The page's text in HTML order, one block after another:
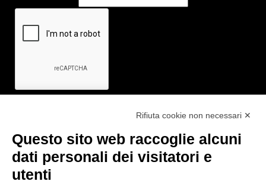
Link utili
- Ufficio di informazione e accoglienza turistica di Maranello, Fiorano
Rifiuta cookie non necessari ✕
Questo sito web raccoglie alcuni
dati personali dei visitatori e
utenti